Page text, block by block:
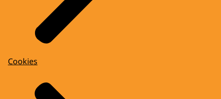
Cookies